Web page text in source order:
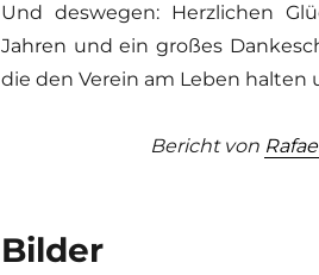
Und deswegen: Herzlichen
Jahren und ein großes
die den Verein am Leben
Bericht von
Bilder